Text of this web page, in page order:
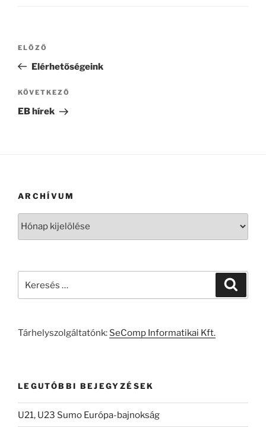
Bejegyzés
Korábbi
bejegyzés
ELŐZŐ
Elérhetőségeink
Következő
bejegyzés
KÖVETKEZŐ
EB hírek
ARCHÍVUM
Tárhelyszolgáltatónk: SeComp Informatikai Kft.
LEGUTÓBBI BEJEGYZÉSEK
U21, U23 Sumo Európa-bajnokság